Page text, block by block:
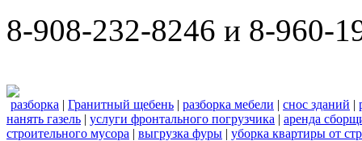
8-908-232-8246 и 8-960-
разборка | Гранитный щебень | разборка мебели | снос зданий |
нанять газель | услуги фронтального погрузчика | аренда
строительного мусора | выгрузка фуры | уборка квартиры от